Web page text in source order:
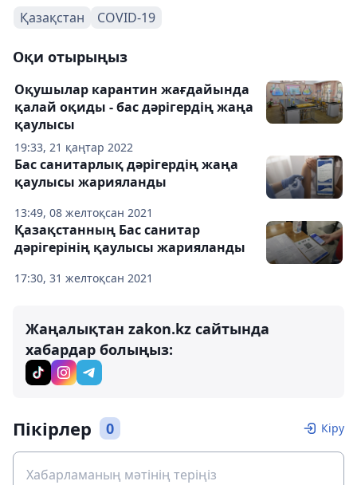
Қазақстан COVID-19
Оқи отырыңыз
19:33, 21 қаңтар 2022
Оқушылар карантин жағдайында
қалай оқиды - бас дәрігердің жаңа
қаулысы
13:49, 08 желтоқсан 2021
Бас санитарлық дәрігердің жаңа
қаулысы жарияланды
17:30, 31 желтоқсан 2021
Қазақстанның Бас санитар
дәрігерінің қаулысы жарияланды
Жаңалықтан zakon.kz сайтында
хабардар болыңыз:
Пікірлер 0 Кіру